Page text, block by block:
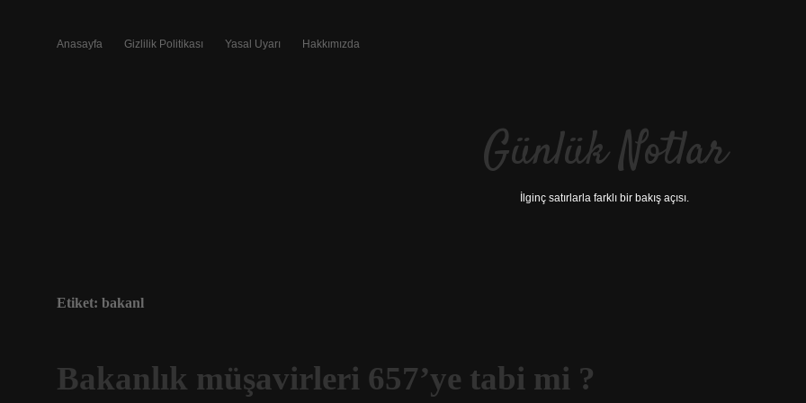
Anasayfa Gizlilik Politikası Yasal Uyarı Hakkımızda
Günlük Notlar
İlginç satırlarla farklı bir bakış açısı.
Etiket: bakanl
Bakanlık müşavirleri 657’ye tabi mi ?